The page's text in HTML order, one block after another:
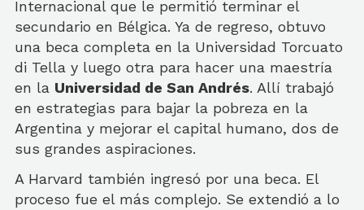
Internacional que le permitió terminar el
secundario en Bélgica. Ya de regreso, obtuvo
una beca completa en la Universidad Torcuato
di Tella y luego otra para hacer una maestría
en la Universidad de San Andrés. Allí trabajó
en estrategias para bajar la pobreza en la
Argentina y mejorar el capital humano, dos de
sus grandes aspiraciones.
A Harvard también ingresó por una beca. El
proceso fue el más complejo. Se extendió a lo